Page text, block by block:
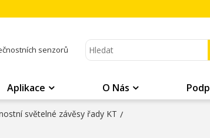
senzorů
Aplikace O Nás
světelné závěsy řady KT /